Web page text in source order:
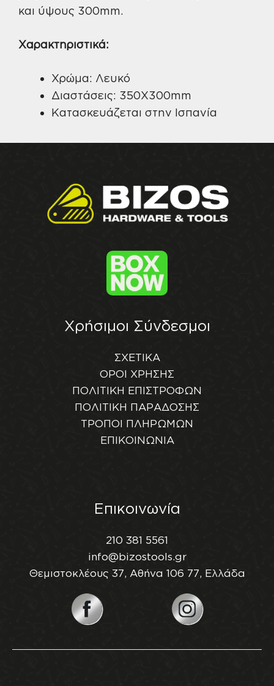
και ύψους 300mm.
Χαρακτηριστικά:
Χρώμα: Λευκό
Διαστάσεις: 350X300mm
Κατασκευάζεται στην Ισπανία
Χρήσιμοι Σύνδεσμοι
ΣΧΕΤΙΚΑ
ΟΡΟΙ ΧΡΗΣΗΣ
ΠΟΛΙΤΙΚΗ ΕΠΙΣΤΡΟΦΩΝ
ΠΟΛΙΤΙΚΗ ΠΑΡΑΔΟΣΗΣ
ΤΡΟΠΟΙ ΠΛΗΡΩΜΩΝ
ΕΠΙΚΟΙΝΩΝΙΑ
Επικοινωνία
210 381 5561
info@bizostools.gr
Θεμιστοκλέους 37, Αθήνα 106 77, Ελλάδα